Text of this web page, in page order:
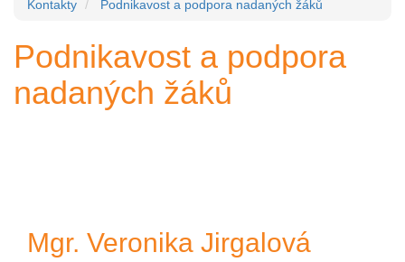
Kontakty Podnikavost a podpora nadaných žáků
Podnikavost a podpora
nadaných žáků
Mgr. Veronika Jirgalová